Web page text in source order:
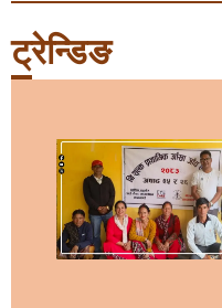
ट्रेन्डिङ